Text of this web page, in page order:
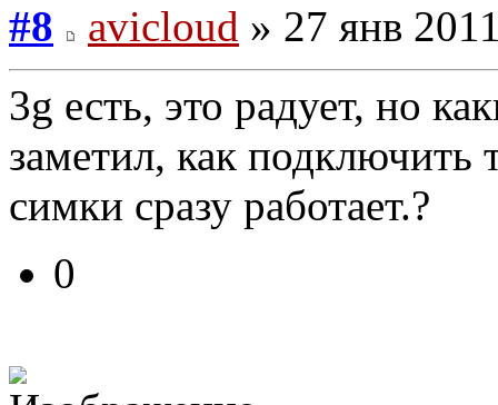
#8
avicloud » 27 янв
3g есть, это радует, но
заметил, как подключить
симки сразу работает.?
0